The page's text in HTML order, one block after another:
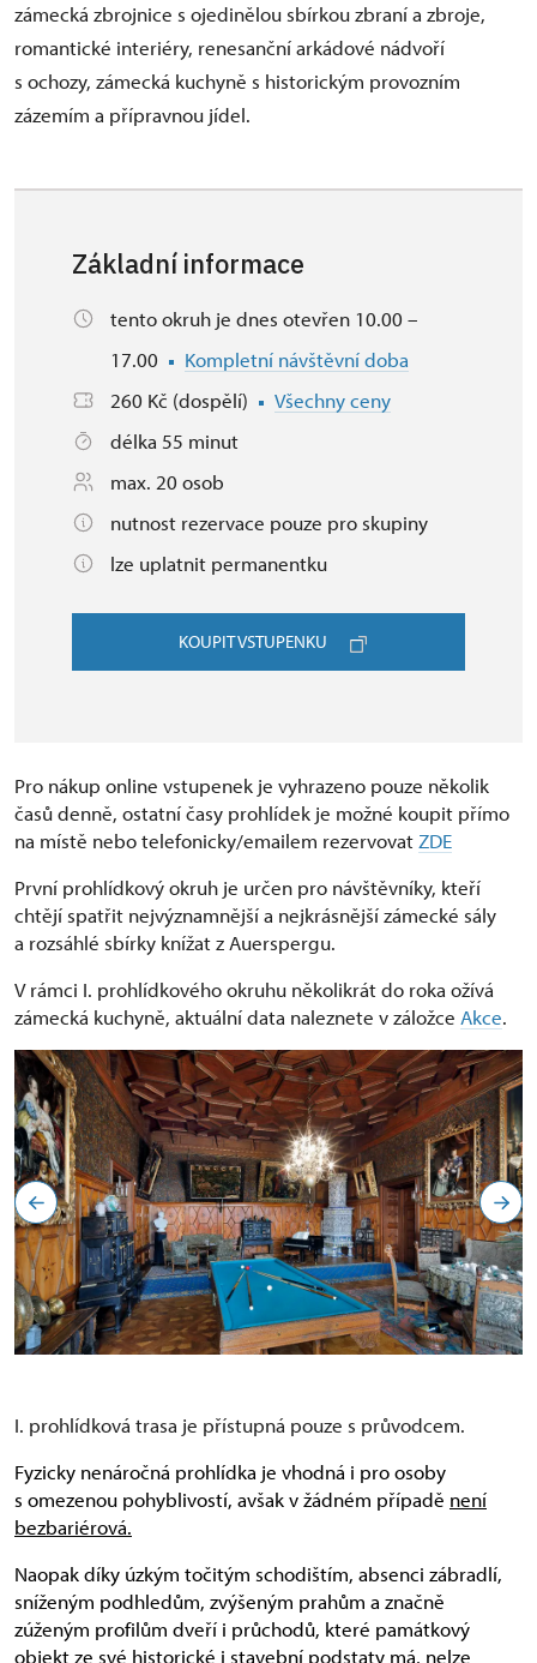
zámecká zbrojnice s ojedinělou sbírkou zbraní a zbroje,
romantické interiéry, renesanční arkádové nádvoří
s ochozy, zámecká kuchyně s historickým provozním
zázemím a přípravnou jídel.
Základní informace
tento okruh je dnes otevřen 10.00 –
17.00
Kompletní návštěvní doba
260 Kč (dospělí)
Všechny ceny
délka 55 minut
max. 20 osob
nutnost rezervace pouze pro skupiny
lze uplatnit permanentku
KOUPIT VSTUPENKU
Pro nákup online vstupenek je vyhrazeno pouze několik
časů denně, ostatní časy prohlídek je možné koupit přímo
na místě nebo telefonicky/emailem rezervovat ZDE
První prohlídkový okruh je určen pro návštěvníky, kteří
chtějí spatřit nejvýznamnější a nejkrásnější zámecké sály
a rozsáhlé sbírky knížat z Auerspergu.
V rámci I. prohlídkového okruhu několikrát do roka ožívá
zámecká kuchyně, aktuální data naleznete v záložce Akce.
I. prohlídková trasa je přístupná pouze s průvodcem.
Fyzicky nenáročná prohlídka je vhodná i pro osoby
s omezenou pohyblivostí, avšak v žádném případě není
bezbariérová.
Naopak díky úzkým točitým schodištím, absenci zábradlí,
sníženým podhledům, zvýšeným prahům a značně
zúženým profilům dveří i průchodů, které památkový
objekt ze své historické i stavební podstaty má, nelze